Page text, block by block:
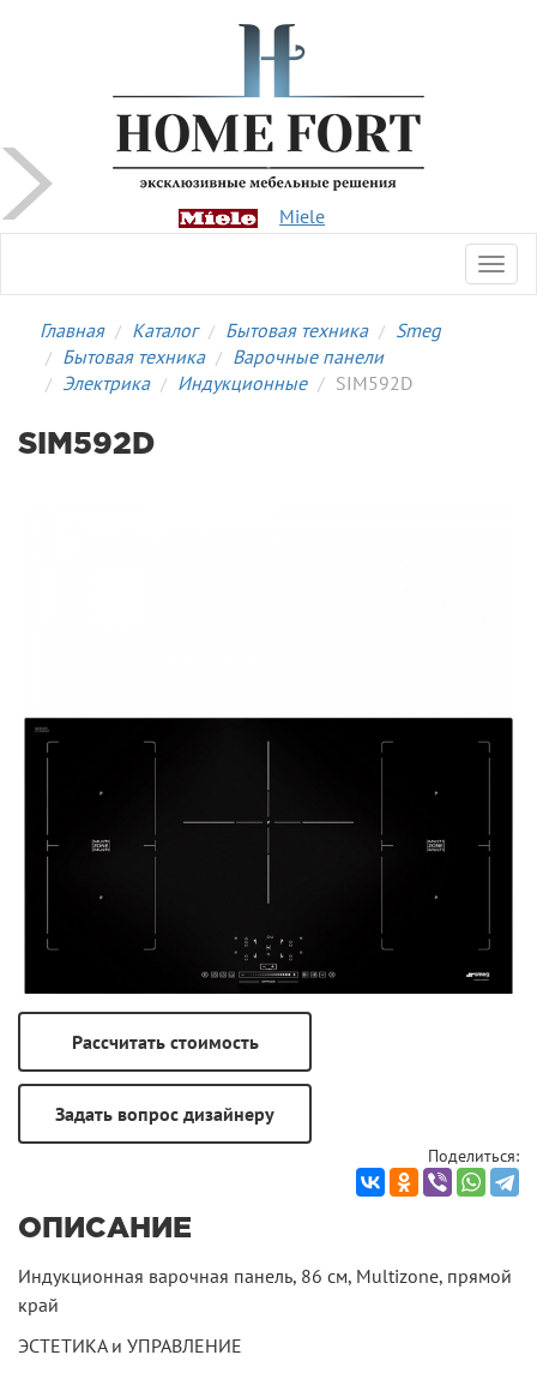
Miele
Главная Каталог Бытовая техника
Smeg
Бытовая техника
Варочные панели
Электрика
Индукционные SIM592D
SIM592D
Поделиться:
ОПИСАНИЕ
Индукционная варочная панель, 86 см, Multizone, прямой
край
ЭСТЕТИКА и УПРАВЛЕНИЕ